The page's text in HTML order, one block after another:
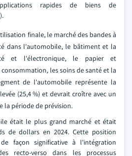
rapides de biens de
finale, le marché des bandes à
dans l'automobile, le bâtiment et la
et l'électronique, le papier et
les soins de santé et la
de l'automobile représente la
(25,4 %) et devrait croître avec un
la période de prévision.
était le plus grand marché et était
de dollars en 2024. Cette position
façon significative à l'intégration
recto-verso dans les processus